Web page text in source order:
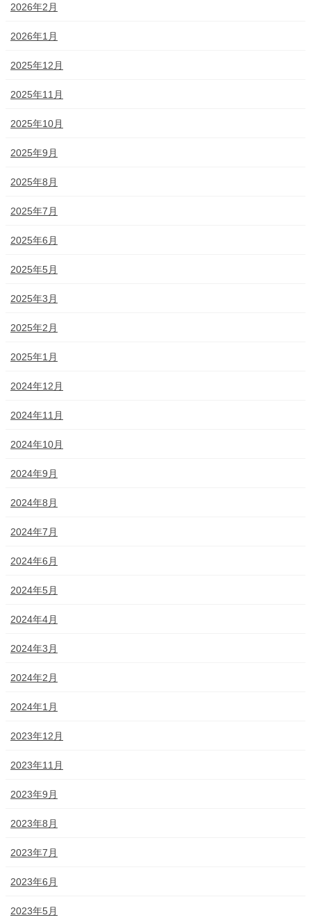
2026年2月
2026年1月
2025年12月
2025年11月
2025年10月
2025年9月
2025年8月
2025年7月
2025年6月
2025年5月
2025年3月
2025年2月
2025年1月
2024年12月
2024年11月
2024年10月
2024年9月
2024年8月
2024年7月
2024年6月
2024年5月
2024年4月
2024年3月
2024年2月
2024年1月
2023年12月
2023年11月
2023年9月
2023年8月
2023年7月
2023年6月
2023年5月